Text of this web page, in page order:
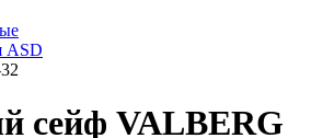
ASD
сейф VALBERG